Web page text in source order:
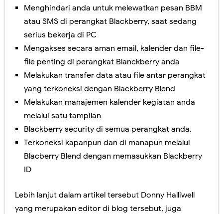
Menghindari anda untuk melewatkan pesan BBM
atau SMS di perangkat Blackberry, saat sedang
serius bekerja di PC
Mengakses secara aman email, kalender dan file-
file penting di perangkat Blanckberry anda
Melakukan transfer data atau file antar perangkat
yang terkoneksi dengan Blackberry Blend
Melakukan manajemen kalender kegiatan anda
melalui satu tampilan
Blackberry security di semua perangkat anda.
Terkoneksi kapanpun dan di manapun melalui
Blacberry Blend dengan memasukkan Blackberry
ID
Lebih lanjut dalam artikel tersebut Donny Halliwell
yang merupakan editor di blog tersebut, juga